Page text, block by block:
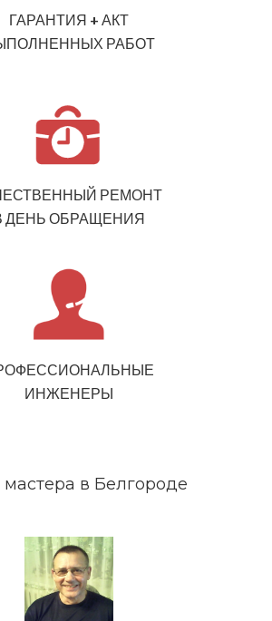
ГАРАНТИЯ + АКТ
РАБОТ
РЕМОНТ
ДЕНЬ ОБРАЩЕНИЯ
ИНЖЕНЕРЫ
в Белгороде